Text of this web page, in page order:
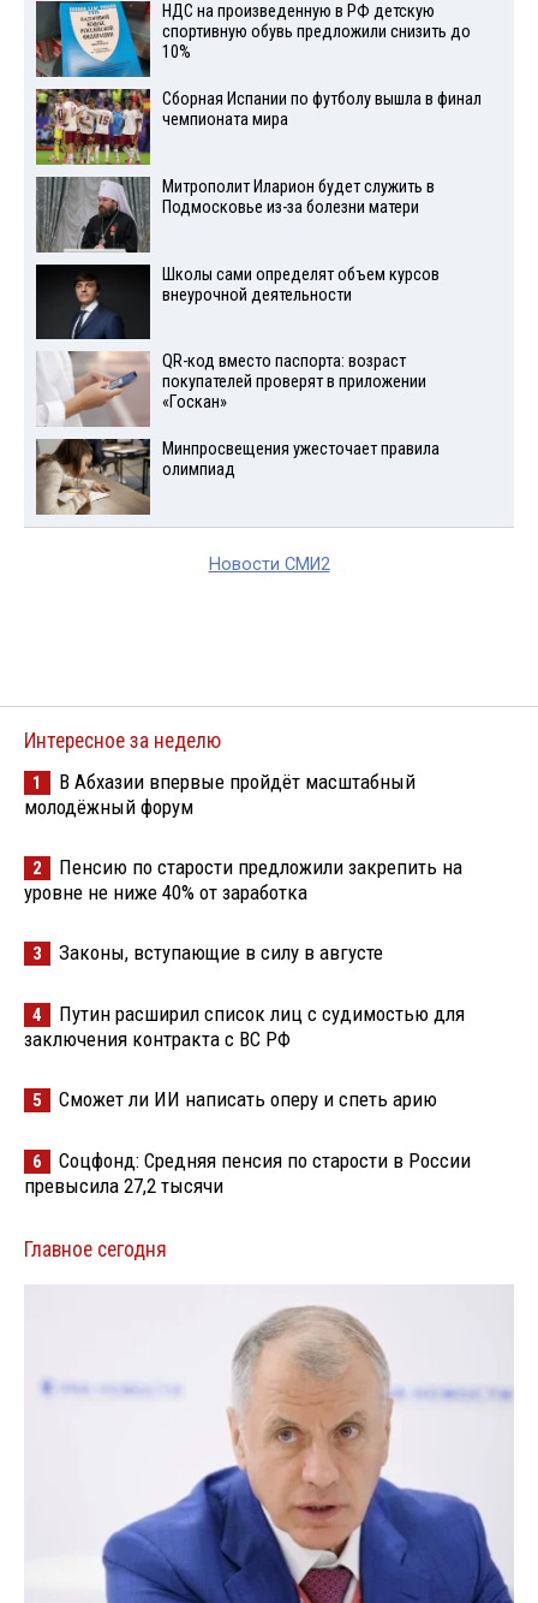
НДС на произведенную в РФ детскую
спортивную обувь предложили снизить до
10%
Сборная Испании по футболу вышла в финал
чемпионата мира
Митрополит Иларион будет служить в
Подмосковье из-за болезни матери
Школы сами определят объем курсов
внеурочной деятельности
QR-код вместо паспорта: возраст
покупателей проверят в приложении
«Госкан»
Минпросвещения ужесточает правила
олимпиад
Новости СМИ2
Интересное за неделю
1
В Абхазии впервые пройдёт масштабный
молодёжный форум
2
Пенсию по старости предложили закрепить на
уровне не ниже 40% от заработка
3 Законы, вступающие в силу в августе
4
Путин расширил список лиц с судимостью для
заключения контракта с ВС РФ
5 Сможет ли ИИ написать оперу и спеть арию
6
Соцфонд: Средняя пенсия по старости в России
превысила 27,2 тысячи
Главное сегодня